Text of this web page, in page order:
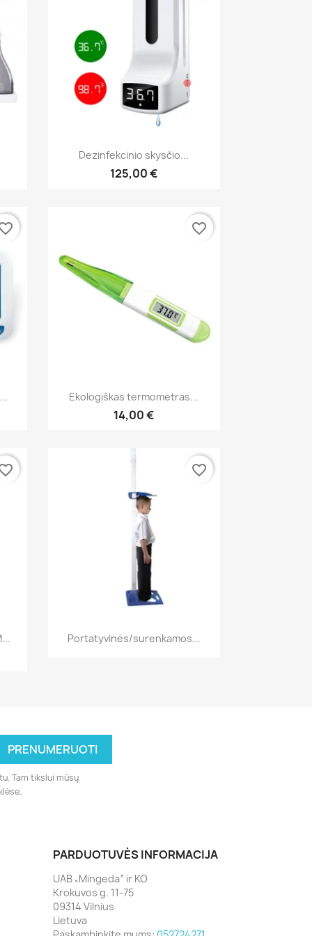
Greita peržiūra
Dezinfekcinio skysčio...
125,00 €
Greita peržiūra
Ekologiškas termometras...
14,00 €
favorite_border
Greita peržiūra
Portatyvinės/surenkamos...
favorite_border
Tam tikslui mūsų
PARDUOTUVĖS INFORMACIJA
UAB „Mingeda“ ir KO
Krokuvos g. 11-75
09314 Vilnius
Lietuva